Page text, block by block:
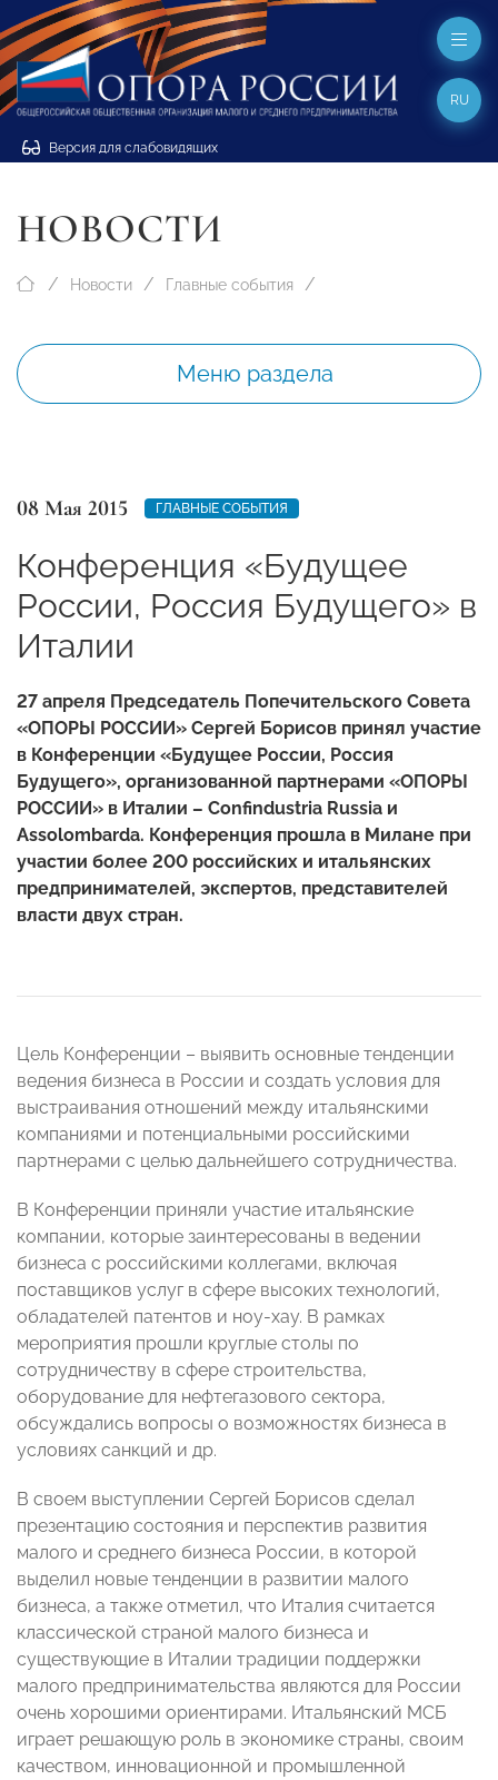
Версия для слабовидящих
RU
НОВОСТИ
Новости Главные события
Меню раздела
08 Мая 2015 ГЛАВНЫЕ СОБЫТИЯ
Конференция «Будущее
России, Россия Будущего» в
Италии
27 апреля Председатель Попечительского Совета
«ОПОРЫ РОССИИ» Сергей Борисов принял участие
в Конференции «Будущее России, Россия
Будущего», организованной партнерами «ОПОРЫ
РОССИИ» в Италии – Confindustria Russia и
Assolombarda. Конференция прошла в Милане при
участии более 200 российских и итальянских
предпринимателей, экспертов, представителей
власти двух стран.
Цель Конференции – выявить основные тенденции
ведения бизнеса в России и создать условия для
выстраивания отношений между итальянскими
компаниями и потенциальными российскими
партнерами с целью дальнейшего сотрудничества.
В Конференции приняли участие итальянские
компании, которые заинтересованы в ведении
бизнеса с российскими коллегами, включая
поставщиков услуг в сфере высоких технологий,
обладателей патентов и ноу-хау. В рамках
мероприятия прошли круглые столы по
сотрудничеству в сфере строительства,
оборудование для нефтегазового сектора,
обсуждались вопросы о возможностях бизнеса в
условиях санкций и др.
В своем выступлении Сергей Борисов сделал
презентацию состояния и перспектив развития
малого и среднего бизнеса России, в которой
выделил новые тенденции в развитии малого
бизнеса, а также отметил, что Италия считается
классической страной малого бизнеса и
существующие в Италии традиции поддержки
малого предпринимательства являются для России
очень хорошими ориентирами. Итальянский МСБ
играет решающую роль в экономике страны, своим
качеством, инновационной и промышленной